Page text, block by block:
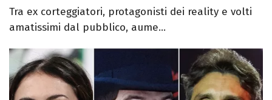
Tra ex corteggiatori, protagonisti dei reality e volti
amatissimi dal pubblico, aume...